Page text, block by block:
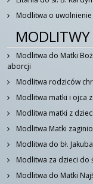
Modlitwa o
Modlitwa do Matki
aborcji
Modlitwa rodziców
Modlitwa matki i ojca
Modlitwa matki z
Modlitwa Matki
Modlitwa do bł.
Modlitwa za dzieci do
Modlitwa do Matki